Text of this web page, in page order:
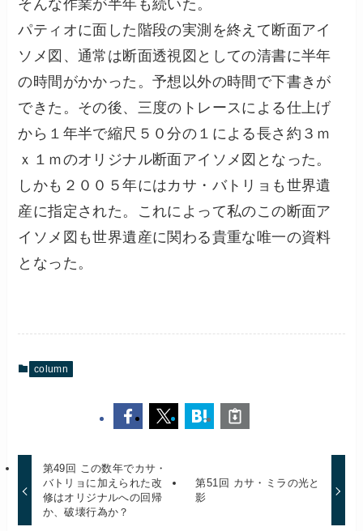
そんな作業が半年も続いた。
パティオに面した階段の実測を終えて断面アイ
ソメ図、通常は断面透視図としての清書に半年
の時間がかかった。予想以外の時間で下書きが
できた。その後、三度のトレースによる仕上げ
から１年半で縮尺５０分の１による長さ約３ｍ
ｘ１ｍのオリジナル断面アイソメ図となった。
しかも２００５年にはカサ・バトリョも世界遺
産に指定された。これによって私のこの断面ア
イソメ図も世界遺産に関わる貴重な唯一の資料
となった。
column
第49回 この数年でカサ・
バトリョに加えられた改
修はオリジナルへの回帰
か、破壊行為か？
第51回 カサ・ミラの光と
影